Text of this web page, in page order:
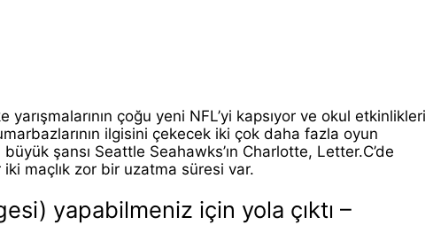
çoğu yeni NFL’yi kapsıyor ve okul etkinlikleri
ilgisini çekecek iki çok daha fazla oyun
şansı Seattle Seahawks’ın Charlotte, Letter.C’de
maçlık zor bir uzatma süresi var.
yapabilmeniz için yola çıktı –